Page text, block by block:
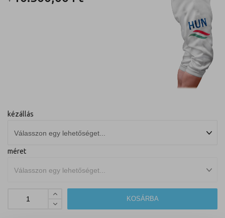
kézállás
méret
KOSÁRBA